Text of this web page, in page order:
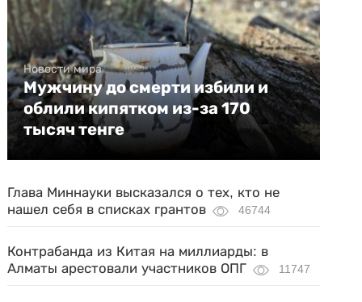
Новости мира
Мужчину до смерти избили и
облили кипятком из-за 170
тысяч тенге
Глава Миннауки высказался о тех, кто не
нашел себя в списках грантов
46744
Контрабанда из Китая на миллиарды: в
Алматы арестовали участников ОПГ
11747